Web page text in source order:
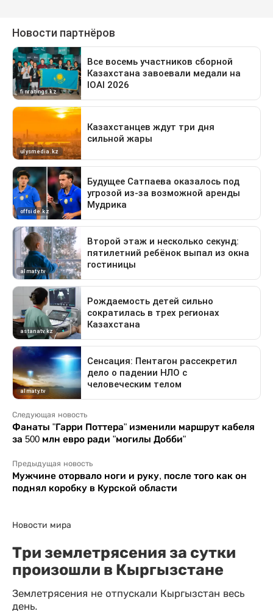
Следующая новость
Фанаты "Гарри Поттера" изменили маршрут кабеля
за 500 млн евро ради "могилы Добби"
Предыдущая новость
Мужчине оторвало ноги и руку, после того как он
поднял коробку в Курской области
Новости мира
Три землетрясения за сутки
произошли в Кыргызстане
Землетрясения не отпускали Кыргызстан весь
день.